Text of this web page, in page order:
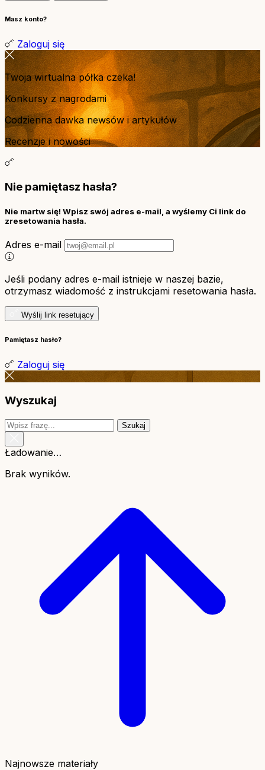
Masz konto?
Zaloguj się
Twoja wirtualna półka czeka!
Konkursy z nagrodami
Codzienna dawka newsów i artykułów
Recenzje i nowości
Nie pamiętasz hasła?
Nie martw się! Wpisz swój adres e-mail, a wyślemy Ci link do
zresetowania hasła.
Adres e-mail
Jeśli podany adres e-mail istnieje w naszej bazie,
otrzymasz wiadomość z instrukcjami resetowania hasła.
Wyślij link resetujący
Pamiętasz hasło?
Zaloguj się
Wyszukaj
Szukaj
Ładowanie…
Brak wyników.
Najnowsze materiały